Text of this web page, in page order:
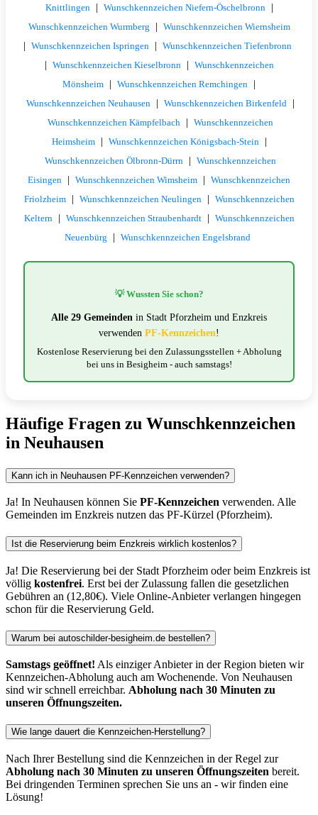
Knittlingen
| Wunschkennzeichen Niefern-Öschelbronn |
Wunschkennzeichen Wurmberg | Wunschkennzeichen Wiernsheim
| Wunschkennzeichen Ispringen | Wunschkennzeichen Tiefenbronn
| Wunschkennzeichen Kieselbronn | Wunschkennzeichen
Mönsheim | Wunschkennzeichen Remchingen |
Wunschkennzeichen Neuhausen | Wunschkennzeichen Birkenfeld |
Wunschkennzeichen Kämpfelbach | Wunschkennzeichen
Heimsheim
| Wunschkennzeichen Königsbach-Stein |
Wunschkennzeichen Ölbronn-Dürrn | Wunschkennzeichen
Eisingen
| Wunschkennzeichen Wimsheim | Wunschkennzeichen
Friolzheim
| Wunschkennzeichen Neulingen | Wunschkennzeichen
Keltern
| Wunschkennzeichen Straubenhardt | Wunschkennzeichen
Neuenbürg
| Wunschkennzeichen Engelsbrand
💡 Wussten Sie schon?
Alle 29 Gemeinden in Stadt Pforzheim und Enzkreis
verwenden PF-Kennzeichen!
Kostenlose Reservierung bei den Zulassungsstellen + Abholung
bei uns in Besigheim - auch samstags!
Häufige Fragen zu Wunschkennzeichen
in Neuhausen
Kann ich in Neuhausen PF-Kennzeichen verwenden?
Ja! In Neuhausen können Sie PF-Kennzeichen verwenden. Alle
Gemeinden im Enzkreis nutzen das PF-Kürzel (Pforzheim).
Ist die Reservierung beim Enzkreis wirklich kostenlos?
Ja! Die Reservierung bei der Stadt Pforzheim oder beim Enzkreis ist
völlig kostenfrei. Erst bei der Zulassung fallen die gesetzlichen
Gebühren an (12,80€). Viele Online-Anbieter verlangen hingegen
schon für die Reservierung Geld.
Warum bei autoschilder-besigheim.de bestellen?
Samstags geöffnet! Als einziger Anbieter in der Region bieten wir
Kennzeichen-Abholung auch am Wochenende. Von Neuhausen
sind wir schnell erreichbar. Abholung nach 30 Minuten zu
unseren Öffnungszeiten.
Wie lange dauert die Kennzeichen-Herstellung?
Nach Ihrer Bestellung sind die Kennzeichen in der Regel zur
Abholung nach 30 Minuten zu unseren Öffnungszeiten bereit.
Bei dringenden Terminen sprechen Sie uns an - wir finden eine
Lösung!